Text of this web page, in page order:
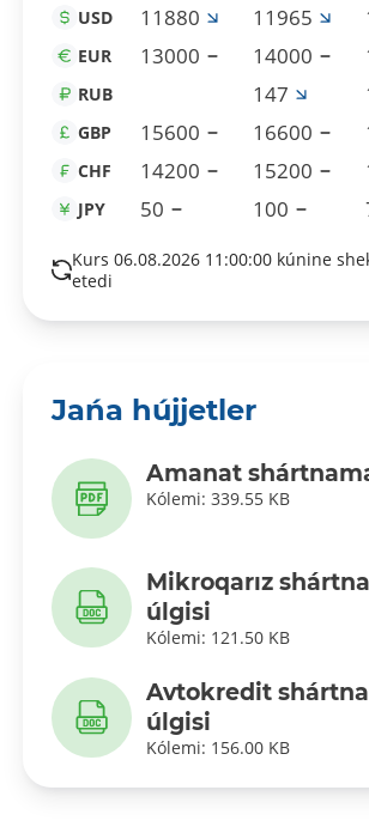
USD 11880 11965
EUR 13000 14000
RUB 147
GBP 15600 16600
CHF 14200 15200
JPY 50 100
Kurs 06.08.2026 11:00:00 kúnine
etedi
Jańa hújjetler
Amanat
Kólemi: 339.55 KB
Mikroqarız
úlgisi
Kólemi: 121.50 KB
Avtokredit
úlgisi
Kólemi: 156.00 KB